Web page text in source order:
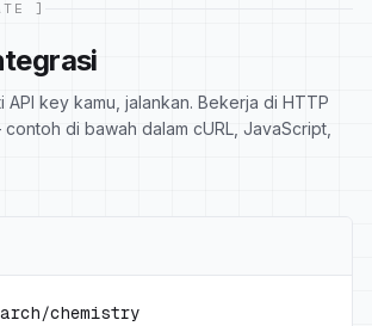
]
API key kamu, jalankan. Bekerja di HTTP
di bawah dalam cURL, JavaScript,
chemistry